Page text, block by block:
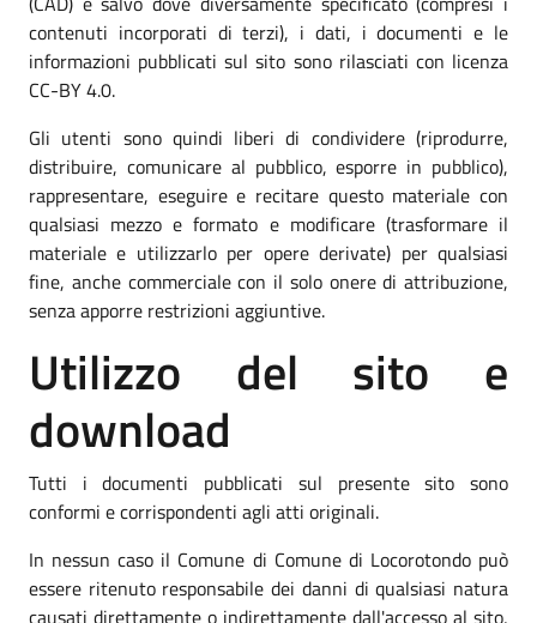
contenuti incorporati di terzi), i dati, i documenti e le
informazioni pubblicati sul sito sono rilasciati con licenza
CC-BY 4.0.
Gli utenti sono quindi liberi di condividere (riprodurre,
distribuire, comunicare al pubblico, esporre in pubblico),
rappresentare, eseguire e recitare questo materiale con
qualsiasi mezzo e formato e modificare (trasformare il
materiale e utilizzarlo per opere derivate) per qualsiasi
fine, anche commerciale con il solo onere di attribuzione,
senza apporre restrizioni aggiuntive.
Utilizzo del sito e
download
Tutti i documenti pubblicati sul presente sito sono
conformi e corrispondenti agli atti originali.
In nessun caso il Comune di Comune di Locorotondo può
essere ritenuto responsabile dei danni di qualsiasi natura
causati direttamente o indirettamente dall'accesso al sito,